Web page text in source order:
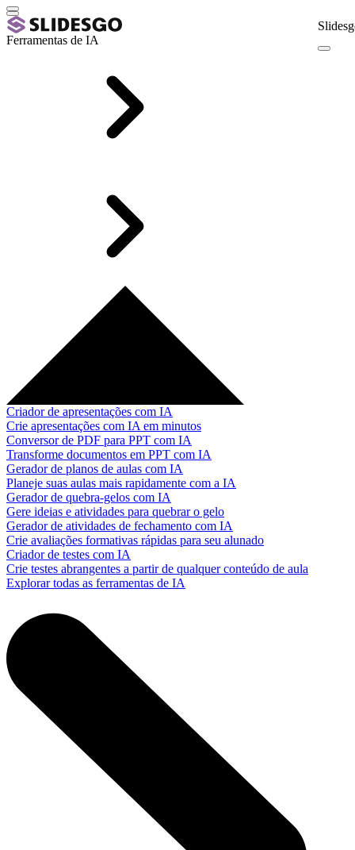
Ferramentas de IA
Criador de apresentações com IA
Crie apresentações com IA em minutos
Conversor de PDF para PPT com IA
Transforme documentos em PPT com IA
Gerador de planos de aulas com IA
Planeje suas aulas mais rapidamente com a IA
Gerador de quebra-gelos com IA
Gere ideias e atividades para quebrar o gelo
Gerador de atividades de fechamento com IA
Crie avaliações formativas rápidas para seu alunado
Criador de testes com IA
Crie testes abrangentes a partir de qualquer conteúdo de aula
Explorar todas as ferramentas de IA